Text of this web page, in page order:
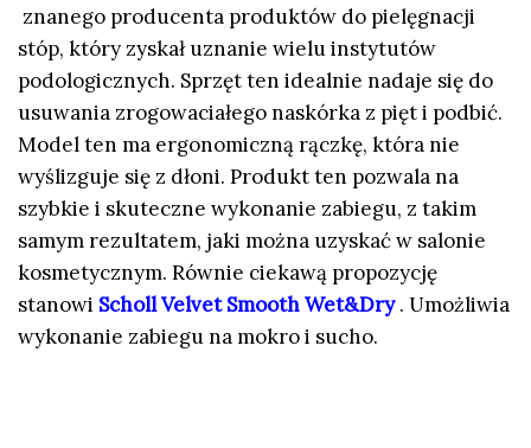
znanego producenta produktów do pielęgnacji
stóp, który zyskał uznanie wielu instytutów
podologicznych. Sprzęt ten idealnie nadaje się do
usuwania zrogowaciałego naskórka z pięt i podbić.
Model ten ma ergonomiczną rączkę, która nie
wyślizguje się z dłoni. Produkt ten pozwala na
szybkie i skuteczne wykonanie zabiegu, z takim
samym rezultatem, jaki można uzyskać w salonie
kosmetycznym. Równie ciekawą propozycję
stanowi Scholl Velvet Smooth Wet&Dry. Umożliwia
wykonanie zabiegu na mokro i sucho.